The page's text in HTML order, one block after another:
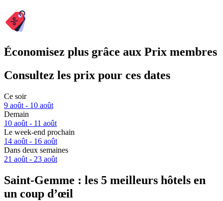
Économisez plus grâce aux Prix membres
Consultez les prix pour ces dates
Ce soir
9 août - 10 août
Demain
10 août - 11 août
Le week-end prochain
14 août - 16 août
Dans deux semaines
21 août - 23 août
Saint-Gemme : les 5 meilleurs hôtels en
un coup d’œil